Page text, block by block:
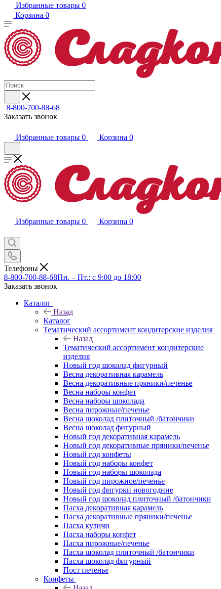
Избранные товары 0
Корзина 0
8-800-700-88-68
Заказать звонок
Избранные товары 0 Корзина 0
Избранные товары 0 Корзина 0
Телефоны
8-800-700-88-68Пн. – Пт.: с 9:00 до 18:00
Заказать звонок
Каталог
Назад
Каталог
Тематический ассортимент кондитерские изделия
Назад
Тематический ассортимент кондитерские
изделия
Новый год шоколад фигурный
Весна декоративная карамель
Весна декоративные пряники/печенье
Весна наборы конфет
Весна наборы шоколада
Весна пирожные/печенье
Весна шоколад плиточный /батончики
Весна шоколад фигурный
Новый год декоративная карамель
Новый год декоративные пряники/печенье
Новый год конфеты
Новый год наборы конфет
Новый год наборы шоколада
Новый год пирожное/печенье
Новый год фигурки новогодние
Новый год шоколад плиточный /батончики
Пасха декоративная карамель
Пасха декоративные пряники/печенье
Пасха куличи
Пасха наборы конфет
Пасха пирожные/печенье
Пасха шоколад плиточный /батончики
Пасха шоколад фигурный
Пост печенье
Конфеты